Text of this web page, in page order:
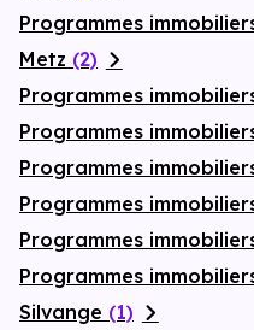
Programmes
Metz (2)
Programmes
Programmes
Programmes
Programmes
Programmes
Programmes
Silvange (1)